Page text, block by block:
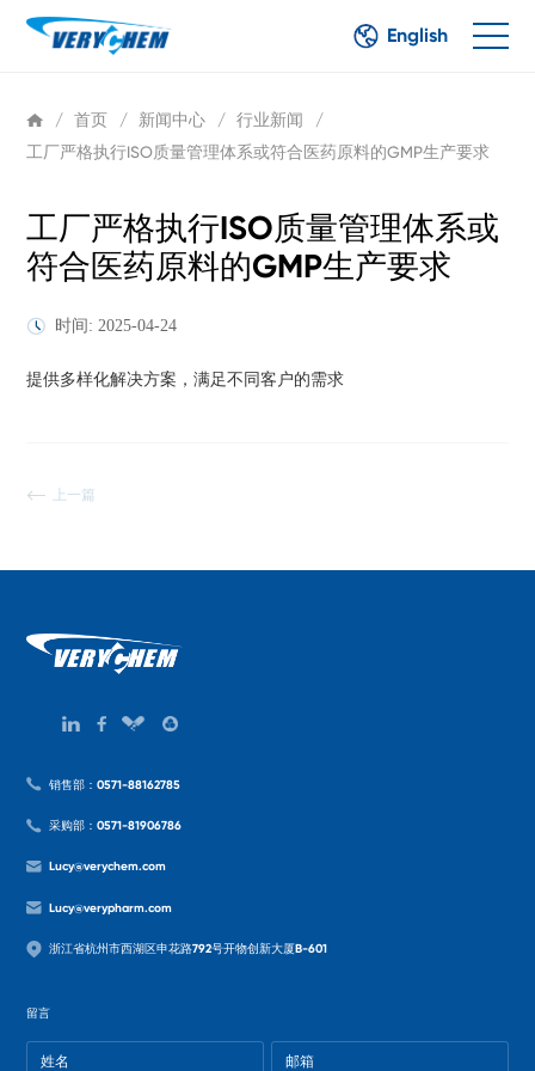
English
/ 首页 / 新闻中心 / 行业新闻
/
工厂严格执行ISO质量管理体系或符合医药原料的GMP生产要求
工厂严格执行ISO质量管理体系或
符合医药原料的GMP生产要求
时间: 2025-04-24
提供多样化解决方案，满足不同客户的需求
上一篇
销售部：0571-88162785
采购部：0571-81906786
Lucy@verychem.com
Lucy@verypharm.com
浙江省杭州市西湖区申花路792号开物创新大厦B-601
留言